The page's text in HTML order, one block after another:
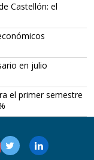
Castellón: el
en julio
el primer semestre